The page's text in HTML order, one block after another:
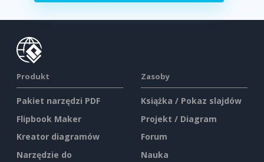
Produkt
Pakiet narzędzi PDF
Flipbook Maker
Kreator diagramów
Narzędzie do
Zasoby
Książka / Pokaz slajdów
Projekt / Diagram
Forum
Nauka